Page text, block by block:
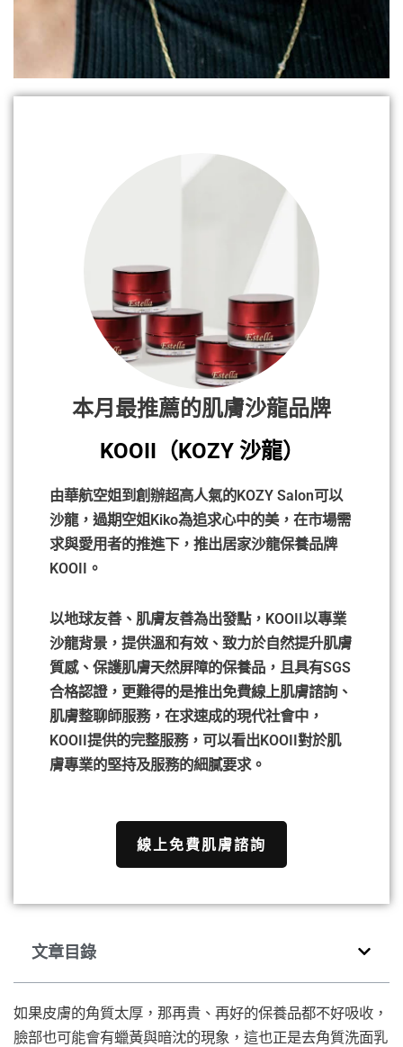
本月最推薦的肌膚沙龍品牌
KOOII（KOZY 沙龍）
由華航空姐到創辦超高人氣的KOZY Salon可以
沙龍，過期空姐Kiko為追求心中的美，在市場需
求與愛用者的推進下，推出居家沙龍保養品牌
KOOII。
以地球友善、肌膚友善為出發點，KOOII以專業
沙龍背景，提供溫和有效、致力於自然提升肌膚
質感、保護肌膚天然屏障的保養品，且具有SGS
合格認證，更難得的是推出免費線上肌膚諮詢、
肌膚整聊師服務，在求速成的現代社會中，
KOOII提供的完整服務，可以看出KOOII對於肌
膚專業的堅持及服務的細膩要求。
線上免費肌膚諮詢
文章目錄
如果皮膚的角質太厚，那再貴、再好的保養品都不好吸收，
臉部也可能會有蠟黃與暗沈的現象，這也正是去角質洗面乳